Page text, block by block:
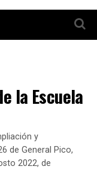
la Escuela
y
de General Pico,
2022, de